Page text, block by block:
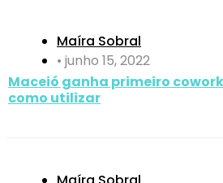
Maíra Sobral
• junho 15, 2022
Maceió ganha primeiro
como utilizar